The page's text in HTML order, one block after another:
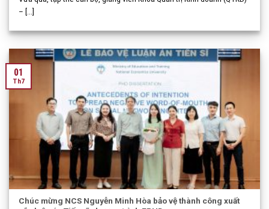
– [...]
Chúc mừng NCS Nguyễn Minh Hòa bảo vệ thành công xuất
01
Th7